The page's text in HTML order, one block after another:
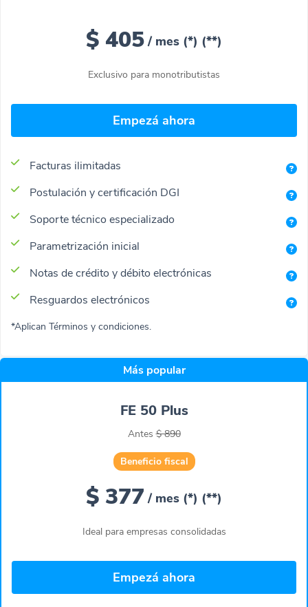
$ 405 / mes (*) (**)
Exclusivo para monotributistas
Empezá ahora
Facturas ilimitadas​
Postulación y certificación DGI
Soporte técnico especializado
Parametrización inicial
Notas de crédito y débito electrónicas
Resguardos electrónicos
*Aplican Términos y condiciones.
Más popular
FE 50 Plus
Antes$ 890
Beneficio fiscal
$ 377 / mes (*) (**)
Ideal para empresas consolidadas
Empezá ahora